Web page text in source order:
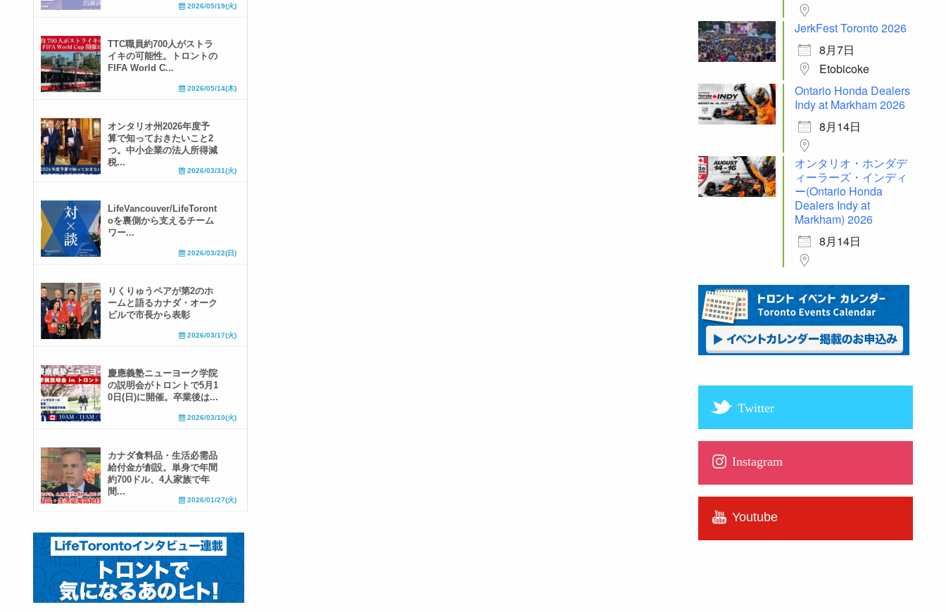
2026/05/19(火)
TTC職員約700人がストラ
イキの可能性。トロントの
FIFA World C...
2026/05/14(木)
オンタリオ州2026年度予
算で知っておきたいこと2
つ。中小企業の法人所得減
税...
2026/03/31(火)
LifeVancouver/LifeToront
oを裏側から支えるチーム
ワー...
2026/03/22(日)
りくりゅうペアが第2のホ
ームと語るカナダ・オーク
ビルで市長から表彰
2026/03/17(火)
慶應義塾ニューヨーク学院
の説明会がトロントで5月1
0日(日)に開催。卒業後は...
2026/03/10(火)
カナダ食料品・生活必需品
給付金が創設。単身で年間
約700ドル、4人家族で年
間...
2026/01/27(火)
JerkFest Toronto 2026
8月7日
Etobicoke
Ontario Honda Dealers
Indy at Markham 2026
8月14日
オンタリオ・ホンダデ
ィーラーズ・インディ
ー(Ontario Honda
Dealers Indy at
Markham) 2026
8月14日
Twitter
Instagram
Youtube